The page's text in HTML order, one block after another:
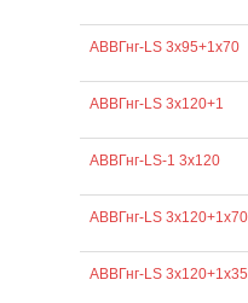
АВВГнг-LS 3х95+1х70
АВВГнг-LS 3х120+1
АВВГнг-LS-1 3х120
АВВГнг-LS 3х120+1х70
АВВГнг-LS 3х120+1х35